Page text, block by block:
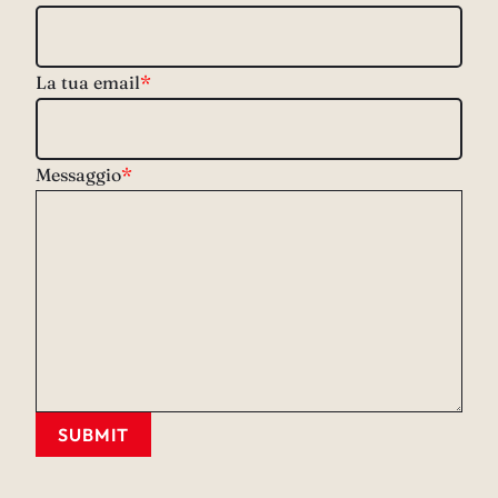
La tua email*
Messaggio*
SUBMIT